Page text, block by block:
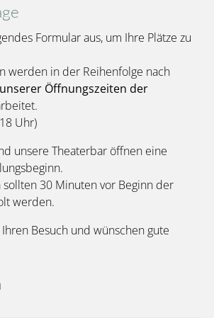
Formular aus, um Ihre Plätze zu
werden in der Reihenfolge nach
Öffnungszeiten der
Uhr)
unsere Theaterbar öffnen eine
sollten 30 Minuten vor Beginn der
werden.
Besuch und wünschen gute